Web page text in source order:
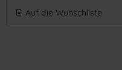
Auf die Wunschliste